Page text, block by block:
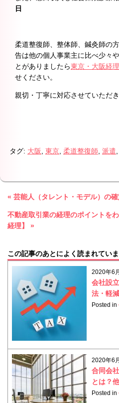
日
柔道整復師、整体師、鍼灸師の
告は他の個人事業主に比べ少々
とがありましたら東京・大阪経
せください。
親切・丁寧に対応させていただき
タグ: 大阪 東京 柔道整復師 派遣
« 芸能人（タレント・モデル）の
不動産取引業の経理のポイントを
経理】 »
この記事のあとによく読まれていま
2020年6
会社設
法・軽
Posted in
2020年6
合同会
とは？
Posted in